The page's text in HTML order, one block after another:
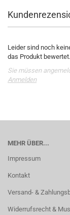
Leider sind noch
das Produkt bewertet.
Sie müssen
Anmelden
MEHR ÜBER...
Impressum
Kontakt
Versand- &
Widerrufsrecht &